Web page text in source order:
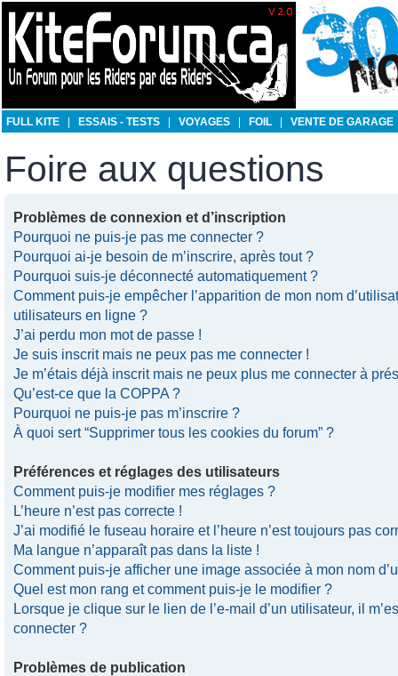
FULL KITE ESSAIS - TESTS VOYAGES FOIL VENTE DE GARAGE
Foire aux questions
Problèmes de connexion et d’inscription
Pourquoi ne puis-je pas me connecter ?
Pourquoi ai-je besoin de m’inscrire, après tout ?
Pourquoi suis-je déconnecté automatiquement ?
Comment puis-je empêcher l’apparition de mon nom
utilisateurs en ligne ?
J’ai perdu mon mot de passe !
Je suis inscrit mais ne peux pas me connecter !
Je m’étais déjà inscrit mais ne peux plus me connecter à
Qu’est-ce que la COPPA ?
Pourquoi ne puis-je pas m’inscrire ?
À quoi sert “Supprimer tous les cookies du forum” ?
Préférences et réglages des utilisateurs
Comment puis-je modifier mes réglages ?
L’heure n’est pas correcte !
J’ai modifié le fuseau horaire et l’heure n’est toujours pas
Ma langue n’apparaît pas dans la liste !
Comment puis-je afficher une image associée à mon nom
Quel est mon rang et comment puis-je le modifier ?
Lorsque je clique sur le lien de l’e-mail d’un utilisateur, il
connecter ?
Problèmes de publication